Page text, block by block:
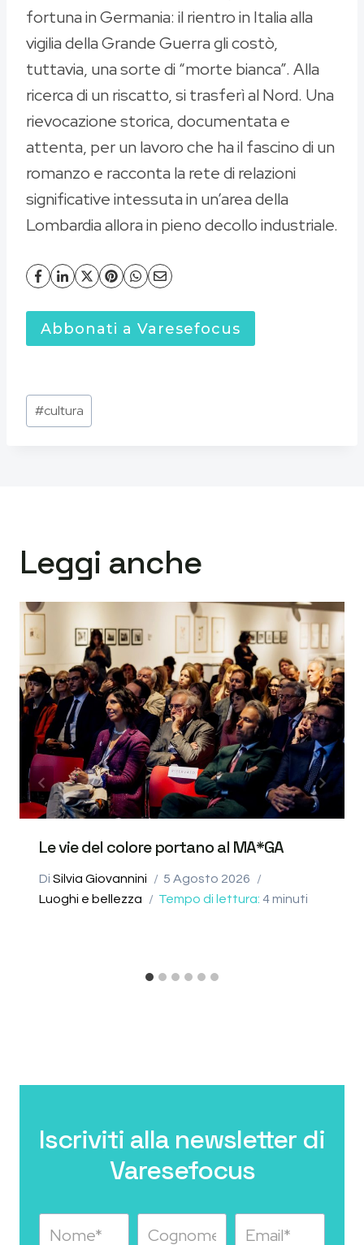
fortuna in Germania: il rientro in Italia alla
vigilia della Grande Guerra gli costò,
tuttavia, una sorte di “morte bianca”. Alla
ricerca di un riscatto, si trasferì al Nord. Una
rievocazione storica, documentata e
attenta, per un lavoro che ha il fascino di un
romanzo e racconta la rete di relazioni
significative intessuta in un’area della
Lombardia allora in pieno decollo industriale.
Abbonati a Varesefocus
Tag
articolo:
#cultura
Leggi anche
Le vie del colore portano al MA*GA
Di Silvia Giovannini
5 Agosto 2026
Luoghi e bellezza
Tempo di lettura: 4minuti
Iscriviti alla newsletter di
Varesefocus